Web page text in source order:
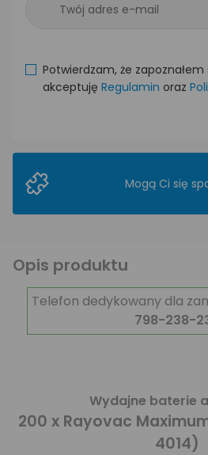
Potwierdzam, że
akceptuję Regulamin oraz
Mogą Ci się
Opis produktu
Telefon dedykowany dla
798-238-
Wydajne baterie
200 x Rayovac
4014)